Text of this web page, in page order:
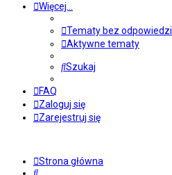
Więcej…
Tematy bez odpowiedzi
Aktywne tematy
Szukaj
FAQ
Zaloguj się
Zarejestruj się
Strona główna
Szukaj